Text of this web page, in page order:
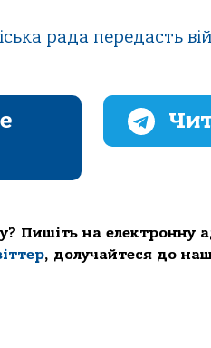
рада передасть
Пишіть на електронну
, долучайтеся до